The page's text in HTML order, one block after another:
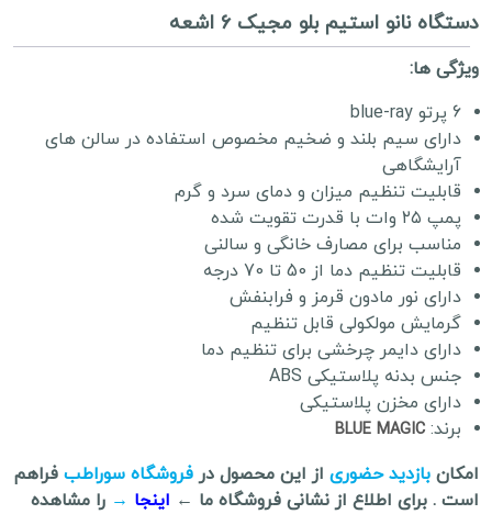
دستگاه نانو استیم بلو مجیک 6 اشعه
ویژگی ها:
6 پرتو blue-ray
دارای سیم بلند و ضخیم مخصوص استفاده در سالن های
آرایشگاهی
قابلیت تنظیم میزان و دمای سرد و گرم
پمپ ۲۵ وات با قدرت تقویت شده
مناسب برای مصارف خانگی و سالنی
قابلیت تنظیم دما از 50 تا 70 درجه
دارای نور مادون قرمز و فرابنفش
گرمایش مولکولی قابل تنظیم
دارای دایمر چرخشی برای تنظیم دما
جنس بدنه پلاستیکی ABS
دارای مخزن پلاستیکی
برند: BLUE MAGIC
امکان بازدید حضوری از این محصول در فروشگاه سوراطب فراهم
است . برای اطلاع از نشانی فروشگاه ما ← اینجا → را مشاهده